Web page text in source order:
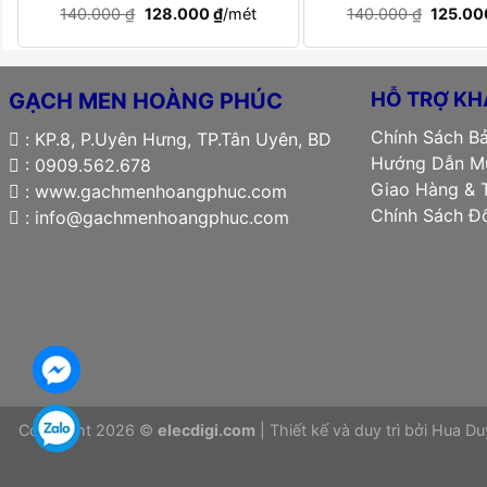
140.000₫ Giá
là:
128.000₫Giá
hiện
tại
/mét
140.000₫ Giá
là:
GẠCH MEN HOÀNG PHÚC
: KP.8, P.Uyên Hưng, TP.Tân Uyên, BD
: 0909.562.678
: www.gachmenhoangphuc.com
: info@gachmenhoangphuc.com
HỖ TRỢ
Chính Sách
Hướng Dẫn
Giao Hàng &
Chính Sách
Copyright 2026 © elecdigi.com | Thiết kế và duy trì bởi Hua